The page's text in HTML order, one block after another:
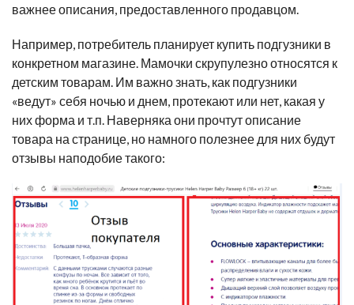
важнее описания, предоставленного продавцом.
Например, потребитель планирует купить подгузники в
конкретном магазине. Мамочки скрупулезно относятся к
детским товарам. Им важно знать, как подгузники
«ведут» себя ночью и днем, протекают или нет, какая у
них форма и т.п. Наверняка они прочтут описание
товара на странице, но намного полезнее для них будут
отзывы наподобие такого: